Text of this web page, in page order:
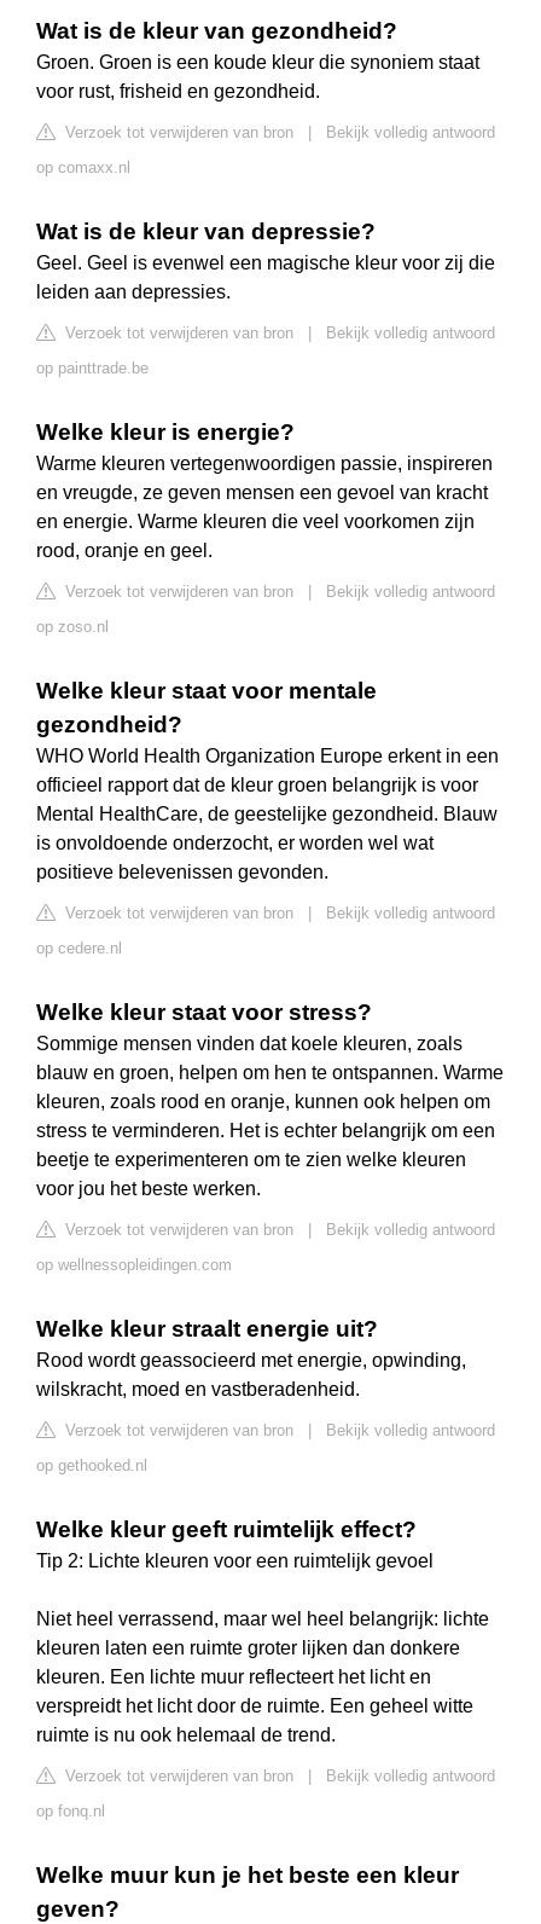
Wat is de kleur van gezondheid?
Groen. Groen is een koude kleur die synoniem staat
voor rust, frisheid en gezondheid.
Verzoek tot verwijderen van bron
Bekijk volledig antwoord
op comaxx.nl
Wat is de kleur van depressie?
Geel. Geel is evenwel een magische kleur voor zij die
leiden aan depressies.
Verzoek tot verwijderen van bron
Bekijk volledig antwoord
op painttrade.be
Welke kleur is energie?
Warme kleuren vertegenwoordigen passie, inspireren
en vreugde, ze geven mensen een gevoel van kracht
en energie. Warme kleuren die veel voorkomen zijn
rood, oranje en geel.
Verzoek tot verwijderen van bron
Bekijk volledig antwoord
op zoso.nl
Welke kleur staat voor mentale
gezondheid?
WHO World Health Organization Europe erkent in een
officieel rapport dat de kleur groen belangrijk is voor
Mental HealthCare, de geestelijke gezondheid. Blauw
is onvoldoende onderzocht, er worden wel wat
positieve belevenissen gevonden.
Verzoek tot verwijderen van bron
Bekijk volledig antwoord
op cedere.nl
Welke kleur staat voor stress?
Sommige mensen vinden dat koele kleuren, zoals
blauw en groen, helpen om hen te ontspannen. Warme
kleuren, zoals rood en oranje, kunnen ook helpen om
stress te verminderen. Het is echter belangrijk om een
beetje te experimenteren om te zien welke kleuren
voor jou het beste werken.
Verzoek tot verwijderen van bron
Bekijk volledig antwoord
op wellnessopleidingen.com
Welke kleur straalt energie uit?
Rood wordt geassocieerd met energie, opwinding,
wilskracht, moed en vastberadenheid.
Verzoek tot verwijderen van bron
Bekijk volledig antwoord
op gethooked.nl
Welke kleur geeft ruimtelijk effect?
Tip 2: Lichte kleuren voor een ruimtelijk gevoel
Niet heel verrassend, maar wel heel belangrijk: lichte
kleuren laten een ruimte groter lijken dan donkere
kleuren. Een lichte muur reflecteert het licht en
verspreidt het licht door de ruimte. Een geheel witte
ruimte is nu ook helemaal de trend.
Verzoek tot verwijderen van bron
Bekijk volledig antwoord
op fonq.nl
Welke muur kun je het beste een kleur
geven?